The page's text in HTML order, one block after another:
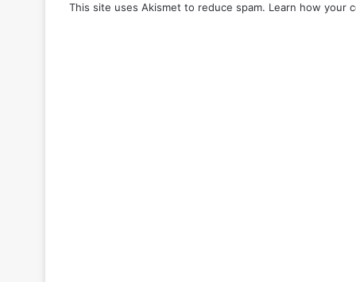
This site uses Akismet to reduce spam. Learn how your